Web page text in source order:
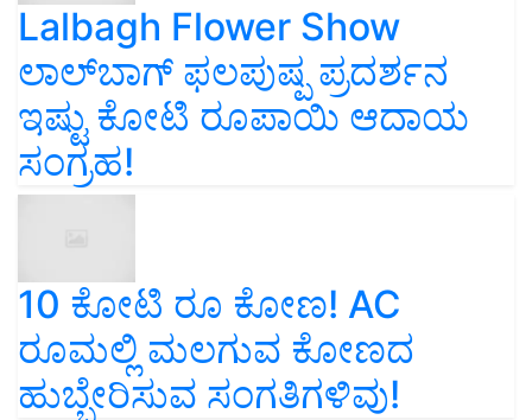
Lalbagh Flower Show
ಲಾಲ್‌ಬಾಗ್ ಫಲಪುಷ್ಪ ಪ್ರದರ್ಶನ
ಇಷ್ಟು ಕೋಟಿ ರೂಪಾಯಿ ಆದಾಯ
ಸಂಗ್ರಹ!
10 ಕೋಟಿ ರೂ ಕೋಣ! AC
ರೂಮಲ್ಲಿ ಮಲಗುವ ಕೋಣದ
ಹುಬ್ಬೇರಿಸುವ ಸಂಗತಿಗಳಿವು!